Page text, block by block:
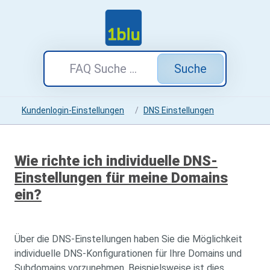
Suche
Kundenlogin-Einstellungen DNS Einstellungen
Wie richte ich individuelle DNS-
Einstellungen für meine Domains
ein?
Über die DNS-Einstellungen haben Sie die Möglichkeit
individuelle DNS-Konfigurationen für Ihre Domains und